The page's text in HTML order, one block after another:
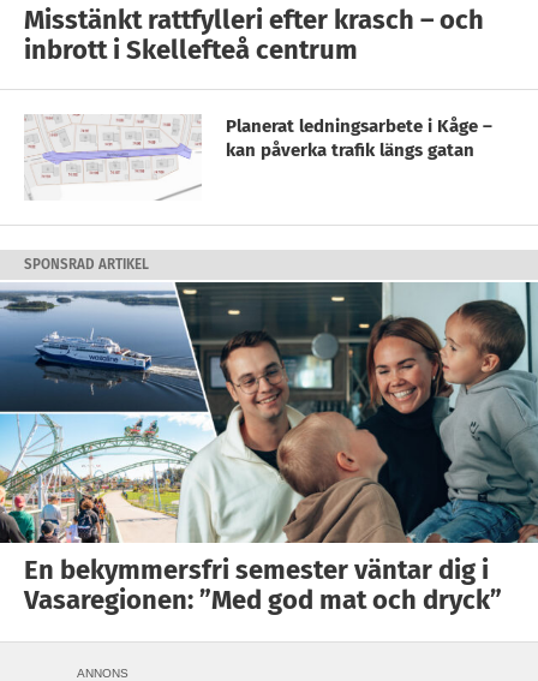
Misstänkt rattfylleri efter krasch – och
inbrott i Skellefteå centrum
Planerat ledningsarbete i Kåge –
kan påverka trafik längs gatan
SPONSRAD ARTIKEL
En bekymmersfri semester väntar dig i
Vasaregionen: ”Med god mat och dryck”
ANNONS